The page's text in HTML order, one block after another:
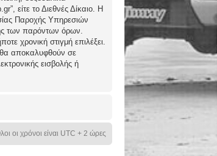
είτε το Διεθνές Δίκαιο. Η
Παροχής Υπηρεσιών
των παρόντων όρων.
χρονική στιγμή επιλέξει.
θα αποκαλυφθούν σε
εισβολής ή
οι χρόνοι είναι UTC + 2 ώρες